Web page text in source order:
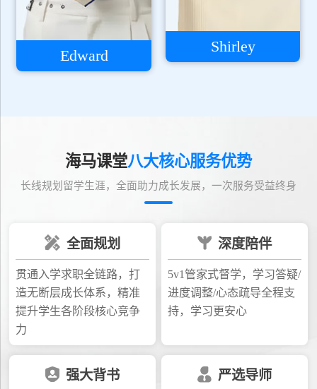
Edward
Shirley
海马课堂八大核心服务优势
长线规划留学生涯，全面助力成长发展，一次服务受益终身
全面规划
贯通入学求职全链路，打
造无断层成长体系，精准
提升学生各阶段核心竞争
力
深度陪伴
5v1管家式督学，学习答疑/
进度调整/心态疏导全程支
持，学习更安心
强大背书 严选导师